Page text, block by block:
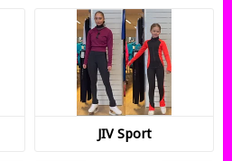
JIV Sport